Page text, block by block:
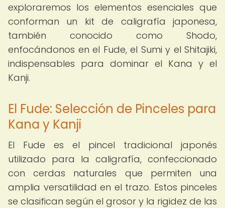
exploraremos los elementos esenciales que
conforman un kit de caligrafía japonesa,
también conocido como Shodo,
enfocándonos en el Fude, el Sumi y el Shitajiki,
indispensables para dominar el Kana y el
Kanji.
El Fude: Selección de Pinceles para
Kana y Kanji
El Fude es el pincel tradicional japonés
utilizado para la caligrafía, confeccionado
con cerdas naturales que permiten una
amplia versatilidad en el trazo. Estos pinceles
se clasifican según el grosor y la rigidez de las